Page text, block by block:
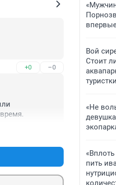
+0 –0
Вой
Стоит
туристки
«Не
пить